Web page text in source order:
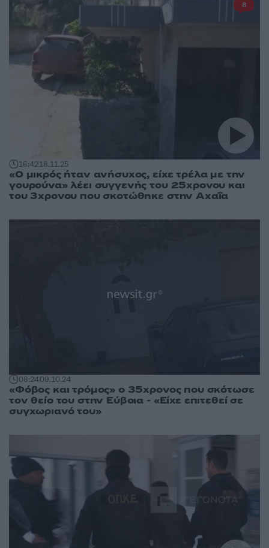
16:4218.11.25
«Ο μικρός ήταν ανήσυχος, είχε τρέλα με την
γουρούνα» λέει συγγενής του 25χρονου και
του 3χρονου που σκοτώθηκε στην Αχαΐα
8
08:2409.10.24
«Φόβος και τρόμος» ο 35χρονος που σκότωσε
τον θείο του στην Εύβοια - «Είχε επιτεθεί σε
συγχωριανό του»